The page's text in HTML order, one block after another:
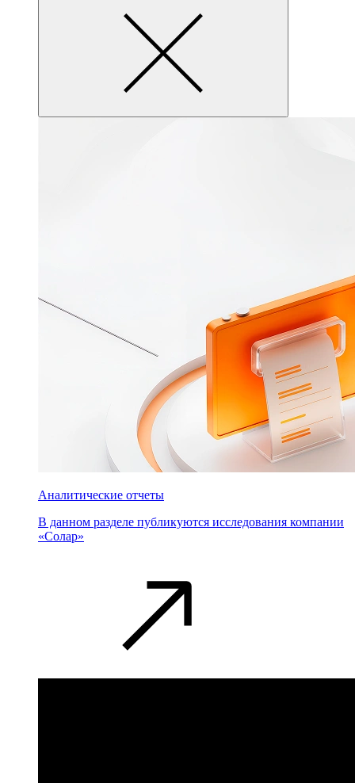
Аналитические отчеты
В данном разделе публикуются исследования компании
«Солар»